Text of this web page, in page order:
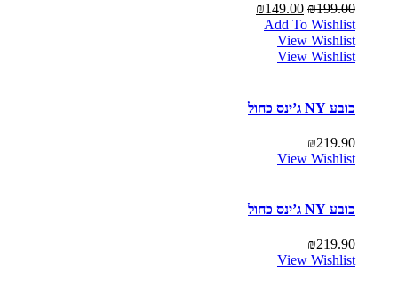
₪199.00
₪149.00
Add To Wishlist
View Wishlist
View Wishlist
כובע NY ג’ינס כחול
₪219.90
View Wishlist
כובע NY ג’ינס כחול
₪219.90
View Wishlist